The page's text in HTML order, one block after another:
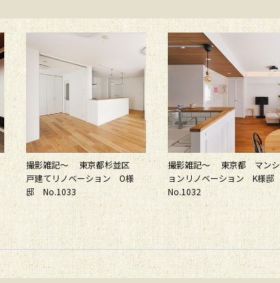
撮影雑記～ 東京都杉並区
戸建てリノベーション O様
邸 No.1033
撮影雑記～ 東京都 マンシ
ョンリノベーション K様邸
No.1032